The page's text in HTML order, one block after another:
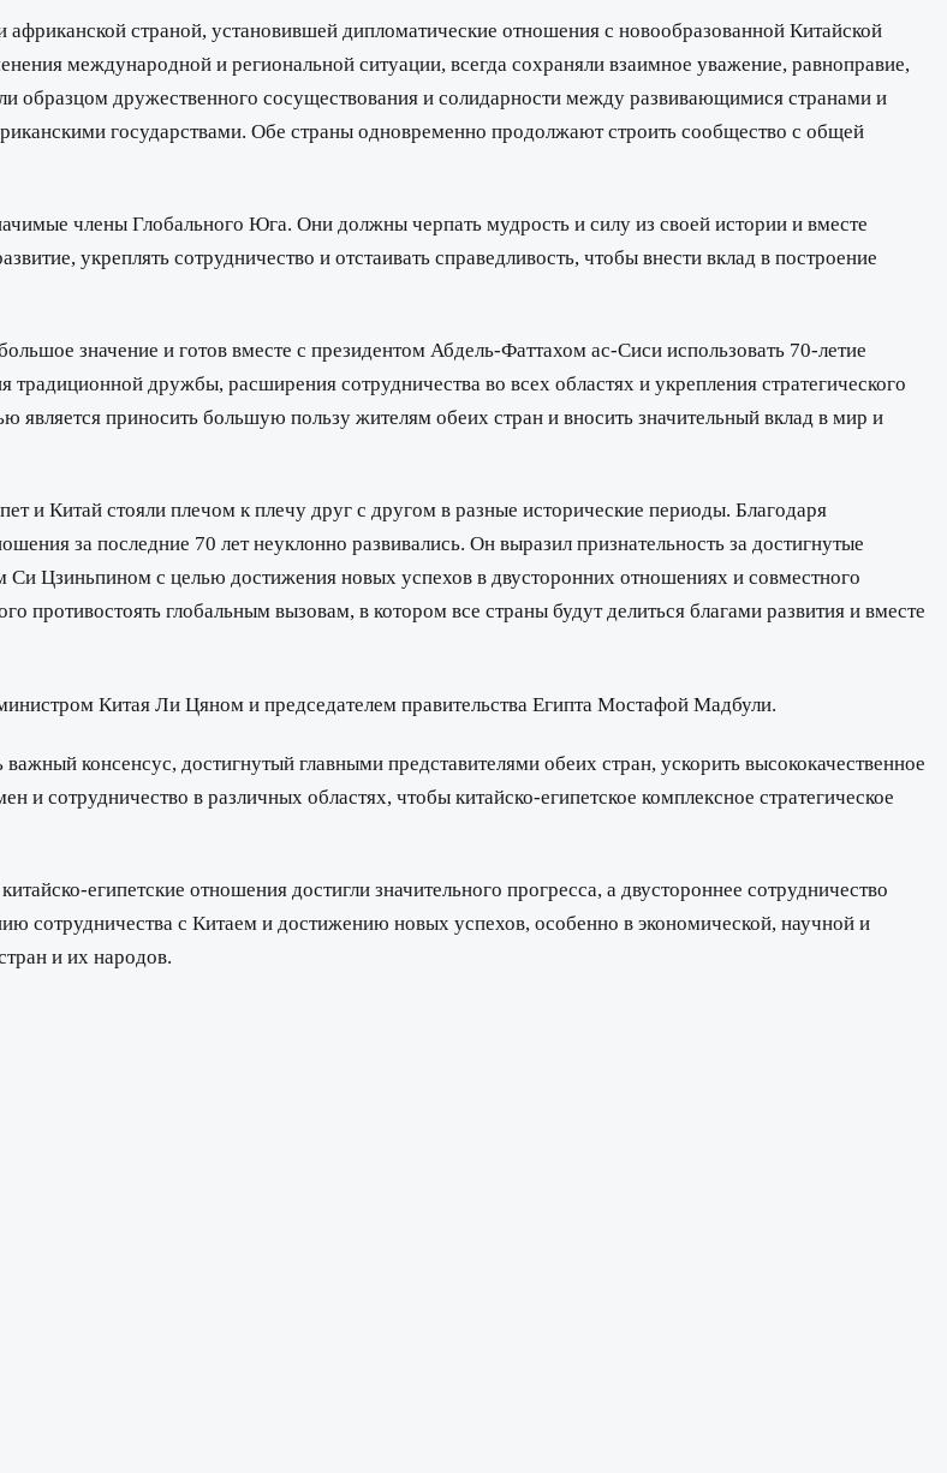
страной, установившей дипломатические отношения с новообразованной Китайской
международной и региональной ситуации, всегда сохраняли взаимное уважение, равноправие,
образцом дружественного сосуществования и солидарности между развивающимися странами и
государствами. Обе страны одновременно продолжают строить сообщество с общей
члены Глобального Юга. Они должны черпать мудрость и силу из своей истории и вместе
укреплять сотрудничество и отстаивать справедливость, чтобы внести вклад в построение
значение и готов вместе с президентом Абдель-Фаттахом ас-Сиси использовать 70-летие
дружбы, расширения сотрудничества во всех областях и укрепления стратегического
приносить большую пользу жителям обеих стран и вносить значительный вклад в мир и
и Китай стояли плечом к плечу друг с другом в разные исторические периоды. Благодаря
за последние 70 лет неуклонно развивались. Он выразил признательность за достигнутые
Си Цзиньпином с целью достижения новых успехов в двусторонних отношениях и совместного
противостоять глобальным вызовам, в котором все страны будут делиться благами развития и вместе
Китая Ли Цяном и председателем правительства Египта Мостафой Мадбули.
консенсус, достигнутый главными представителями обеих стран, ускорить высококачественное
и сотрудничество в различных областях, чтобы китайско-египетское комплексное стратегическое
египетские отношения достигли значительного прогресса, а двустороннее сотрудничество
сотрудничества с Китаем и достижению новых успехов, особенно в экономической, научной и
и их народов.